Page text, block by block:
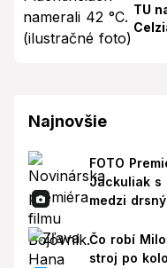
TU
Najnovšie
FOTO
Jackuliak s
medzi
Čo robí
stroj po